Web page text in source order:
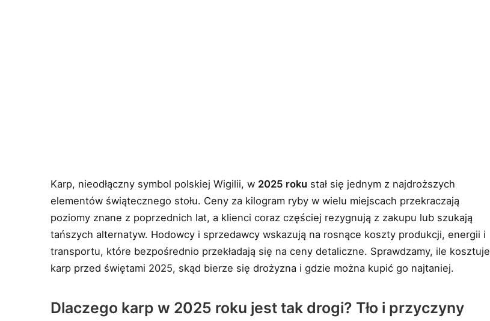
Karp, nieodłączny symbol polskiej Wigilii, w 2025 roku stał się jednym z najdroższych
elementów świątecznego stołu. Ceny za kilogram ryby w wielu miejscach przekraczają
poziomy znane z poprzednich lat, a klienci coraz częściej rezygnują z zakupu lub szukają
tańszych alternatyw. Hodowcy i sprzedawcy wskazują na rosnące koszty produkcji, energii i
transportu, które bezpośrednio przekładają się na ceny detaliczne. Sprawdzamy, ile kosztuje
karp przed świętami 2025, skąd bierze się drożyzna i gdzie można kupić go najtaniej.
Dlaczego karp w 2025 roku jest tak drogi? Tło i przyczyny